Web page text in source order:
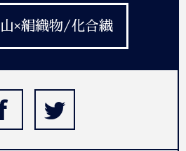
×絹織物/化合繊